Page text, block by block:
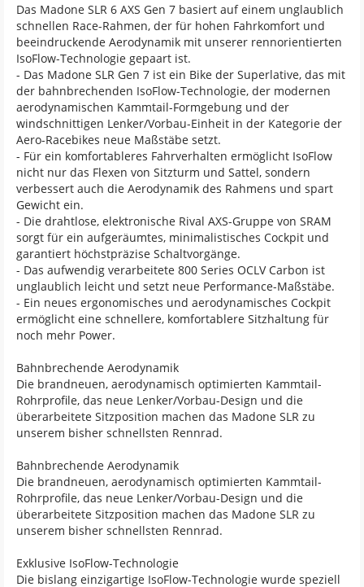
Das Madone SLR 6 AXS Gen 7 basiert auf einem unglaublich
schnellen Race-Rahmen, der für hohen Fahrkomfort und
beeindruckende Aerodynamik mit unserer rennorientierten
IsoFlow-Technologie gepaart ist.
- Das Madone SLR Gen 7 ist ein Bike der Superlative, das mit
der bahnbrechenden IsoFlow-Technologie, der modernen
aerodynamischen Kammtail-Formgebung und der
windschnittigen Lenker/Vorbau-Einheit in der Kategorie der
Aero-Racebikes neue Maßstäbe setzt.
- Für ein komfortableres Fahrverhalten ermöglicht IsoFlow
nicht nur das Flexen von Sitzturm und Sattel, sondern
verbessert auch die Aerodynamik des Rahmens und spart
Gewicht ein.
- Die drahtlose, elektronische Rival AXS-Gruppe von SRAM
sorgt für ein aufgeräumtes, minimalistisches Cockpit und
garantiert höchstpräzise Schaltvorgänge.
- Das aufwendig verarbeitete 800 Series OCLV Carbon ist
unglaublich leicht und setzt neue Performance-Maßstäbe.
- Ein neues ergonomisches und aerodynamisches Cockpit
ermöglicht eine schnellere, komfortablere Sitzhaltung für
noch mehr Power.
Bahnbrechende Aerodynamik
Die brandneuen, aerodynamisch optimierten Kammtail-
Rohrprofile, das neue Lenker/Vorbau-Design und die
überarbeitete Sitzposition machen das Madone SLR zu
unserem bisher schnellsten Rennrad.
Bahnbrechende Aerodynamik
Die brandneuen, aerodynamisch optimierten Kammtail-
Rohrprofile, das neue Lenker/Vorbau-Design und die
überarbeitete Sitzposition machen das Madone SLR zu
unserem bisher schnellsten Rennrad.
Exklusive IsoFlow-Technologie
Die bislang einzigartige IsoFlow-Technologie wurde speziell